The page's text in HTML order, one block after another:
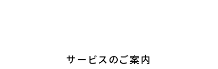
サービスのご案内